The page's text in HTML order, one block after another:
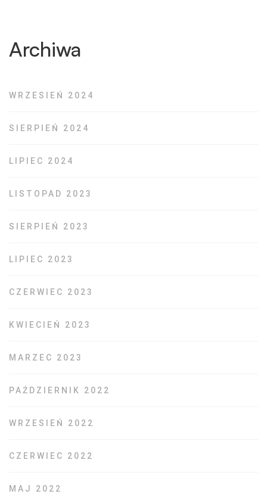
Archiwa
WRZESIEŃ 2024
SIERPIEŃ 2024
LIPIEC 2024
LISTOPAD 2023
SIERPIEŃ 2023
LIPIEC 2023
CZERWIEC 2023
KWIECIEŃ 2023
MARZEC 2023
PAŹDZIERNIK 2022
WRZESIEŃ 2022
CZERWIEC 2022
MAJ 2022